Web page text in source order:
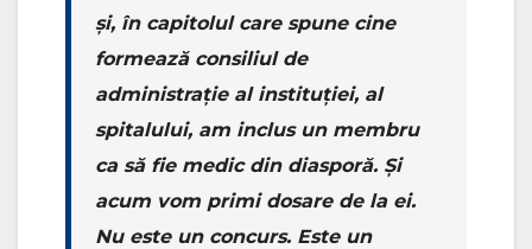
și, în capitolul care spune cine
formează consiliul de
administrație al instituției, al
spitalului, am inclus un membru
ca să fie medic din diasporă. Și
acum vom primi dosare de la ei.
Nu este un concurs. Este un